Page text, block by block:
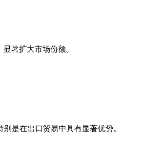
著扩大市场份额。
是在出口贸易中具有显著优势。